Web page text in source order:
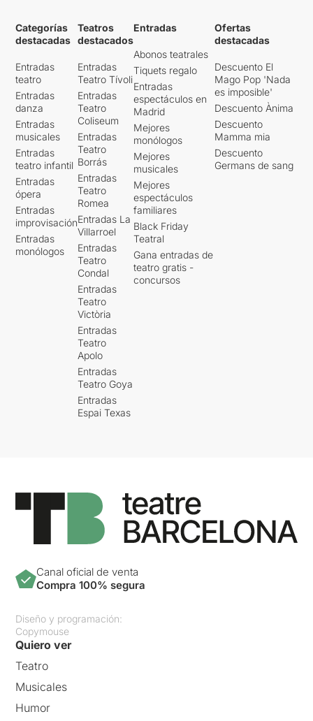
Categorías
destacadas
Entradas
teatro
Entradas
danza
Entradas
musicales
Entradas
teatro infantil
Entradas
ópera
Entradas
improvisación
Entradas
monólogos
Teatros
destacados
Entradas
Teatro Tívoli
Entradas
Teatro
Coliseum
Entradas
Teatro
Borrás
Entradas
Teatro
Romea
Entradas La
Villarroel
Entradas
Teatro
Condal
Entradas
Teatro
Victòria
Entradas
Teatro
Apolo
Entradas
Teatro Goya
Entradas
Espai Texas
Entradas
Abonos teatrales
Tiquets regalo
Entradas
espectáculos en
Madrid
Mejores
monólogos
Mejores
musicales
Mejores
espectáculos
familiares
Black Friday
Teatral
Gana entradas de
teatro gratis -
concursos
Ofertas
destacadas
Descuento El
Mago Pop 'Nada
es imposible'
Descuento Ànima
Descuento
Mamma mia
Descuento
Germans de sang
Canal oficial de venta
Compra 100% segura
Diseño y programación:
Copymouse
Quiero ver
Teatro
Musicales
Humor